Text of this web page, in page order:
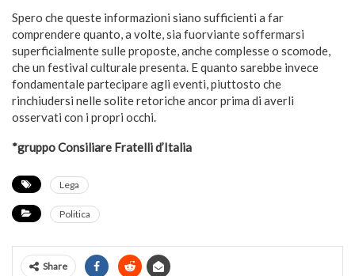
Spero che queste informazioni siano sufficienti a far
comprendere quanto, a volte, sia fuorviante soffermarsi
superficialmente sulle proposte, anche complesse o scomode,
che un festival culturale presenta. E quanto sarebbe invece
fondamentale partecipare agli eventi, piuttosto che
rinchiudersi nelle solite retoriche ancor prima di averli
osservati con i propri occhi.
*gruppo Consiliare Fratelli d’Italia
Lega
Politica
Share